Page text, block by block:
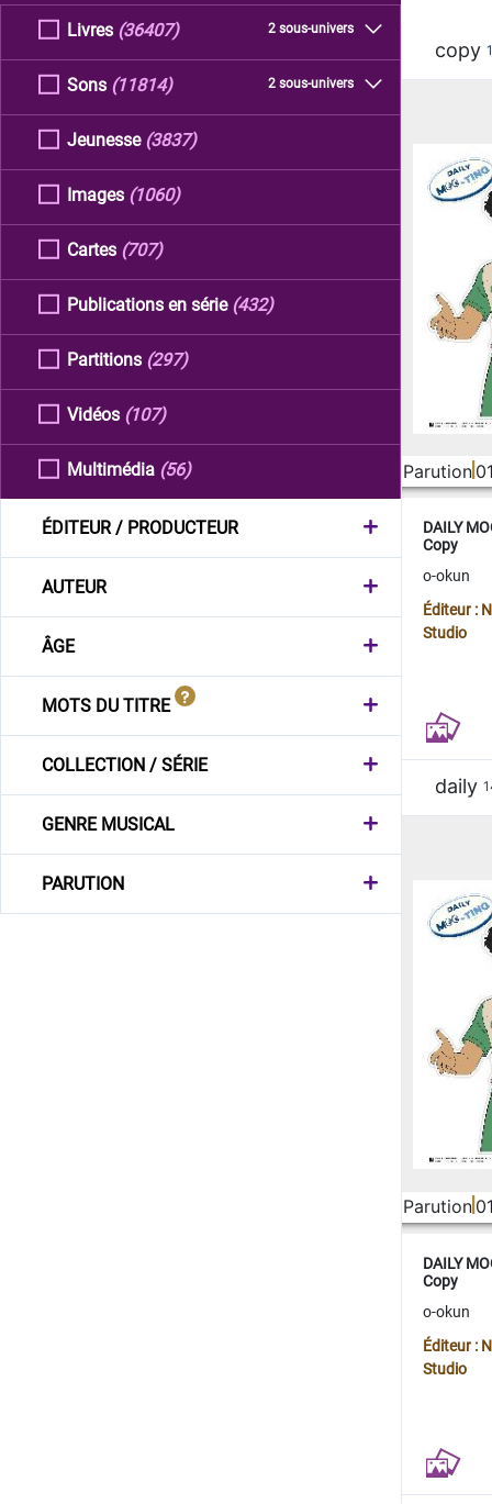
Livres 2 sous-univers
(36407)
Sons 2 sous-univers
(11814)
Jeunesse (3837)
Images (1060)
Cartes (707)
Publications en série (432)
Partitions (297)
Vidéos (107)
Multimédia (56)
ÉDITEUR / PRODUCTEUR
AUTEUR
ÂGE
MOTS DU TITRE
COLLECTION / SÉRIE
GENRE MUSICAL
PARUTION
copy
Parution
DAILY
Copy
o-okun
Éditeur :
Studio
daily
Parution
DAILY
Copy
o-okun
Éditeur :
Studio